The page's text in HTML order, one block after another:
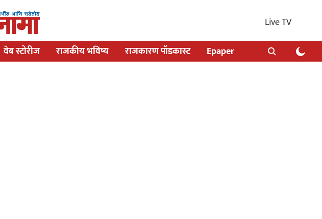
Live TV
वेब स्टोरीज राजकीय भविष्य राजकारण पॉडकास्ट Epaper